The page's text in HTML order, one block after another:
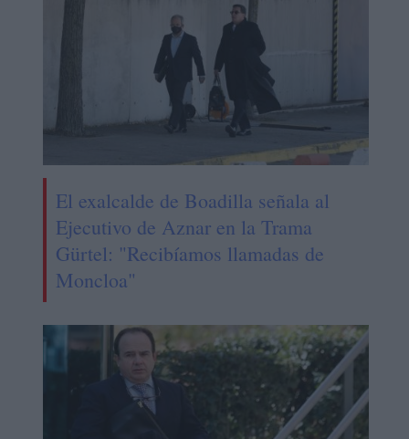
El exalcalde de Boadilla señala al
Ejecutivo de Aznar en la Trama
Gürtel: "Recibíamos llamadas de
Moncloa"